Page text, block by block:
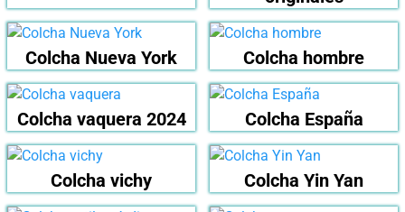
Colcha Nueva York Colcha hombre
Colcha vaquera 2024 Colcha España
Colcha vichy Colcha Yin Yan